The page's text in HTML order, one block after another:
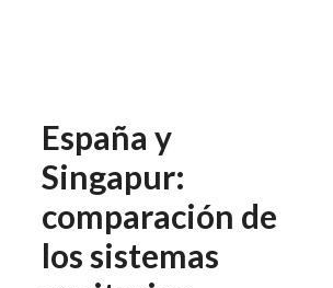
España y
Singapur:
comparación de
los sistemas